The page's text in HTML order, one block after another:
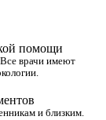
помощи
врачи имеют
и близким.